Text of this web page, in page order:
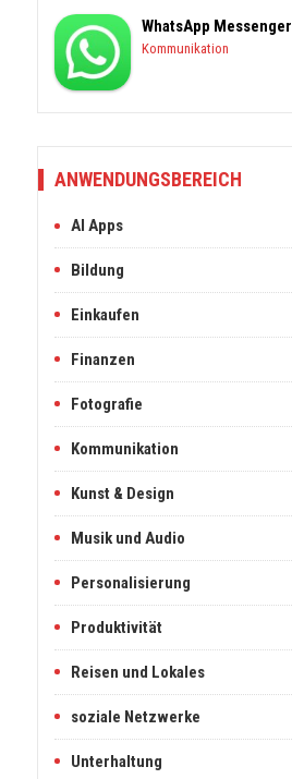
WhatsApp Messenger
Kommunikation
ANWENDUNGSBEREICH
AI Apps
Bildung
Einkaufen
Finanzen
Fotografie
Kommunikation
Kunst & Design
Musik und Audio
Personalisierung
Produktivität
Reisen und Lokales
soziale Netzwerke
Unterhaltung